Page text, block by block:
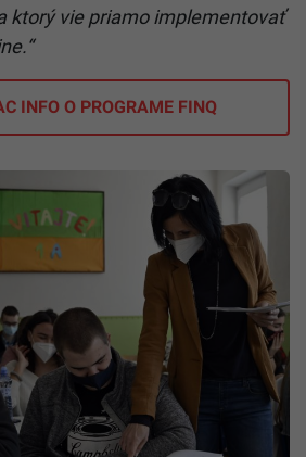
ktorý vie priamo implementovať
INFO O PROGRAME FINQ